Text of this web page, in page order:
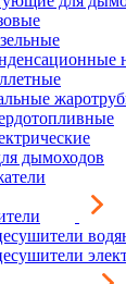
дымоходов